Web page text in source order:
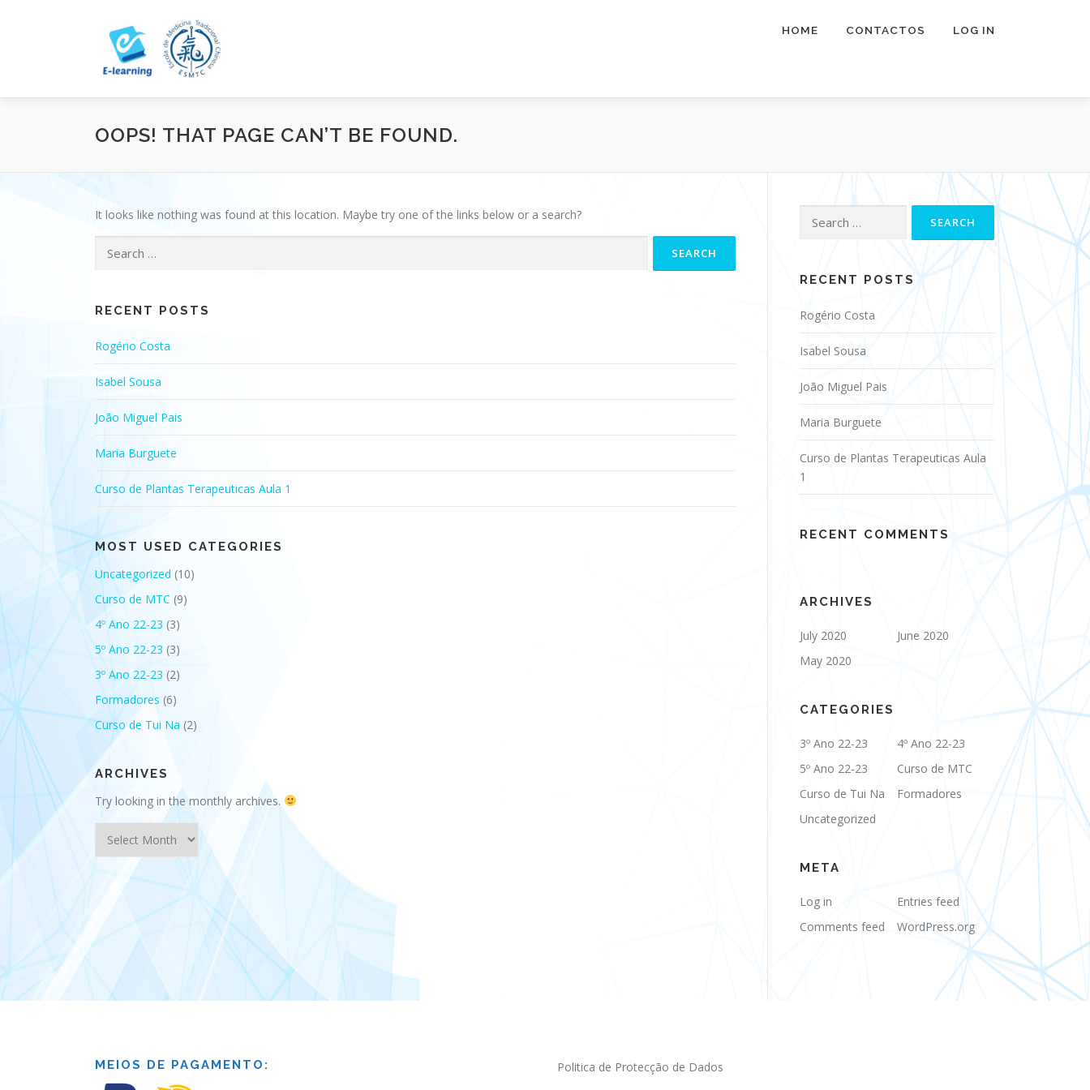
HOME CONTACTOS LOG IN
OOPS! THAT PAGE CAN’T BE FOUND.
It looks like nothing was found at this location. Maybe try one of the links below or a search?
for:
RECENT POSTS
Rogério Costa
Isabel Sousa
João Miguel Pais
Maria Burguete
Curso de Plantas Terapeuticas Aula 1
MOST USED CATEGORIES
Uncategorized (10)
Curso de MTC (9)
4º Ano 22-23 (3)
5º Ano 22-23 (3)
3º Ano 22-23 (2)
Formadores (6)
Curso de Tui Na (2)
ARCHIVES
Try looking in the monthly archives.
for:
RECENT POSTS
Rogério Costa
Isabel Sousa
João Miguel Pais
Maria Burguete
Curso de Plantas Terapeuticas Aula
1
RECENT COMMENTS
ARCHIVES
July 2020
June 2020
May 2020
CATEGORIES
3º Ano 22-23
4º Ano 22-23
5º Ano 22-23
Curso de MTC
Curso de Tui Na
Formadores
Uncategorized
META
Log in
Entries feed
Comments feed
WordPress.org
MEIOS DE PAGAMENTO: Politica de Protecção de Dados